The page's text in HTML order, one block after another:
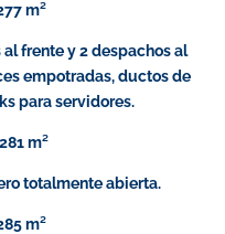
m²
frente y 2 despachos al
empotradas, ductos de
para servidores.
m²
totalmente abierta.
m²